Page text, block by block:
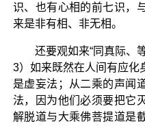
识、也有心相的前七识，
来是非有相、非无相。
还要观如来“同真际、
3）如来既然在人间有应化
是虚妄法；从二乘的声闻
法，因为他们必须要把它
解脱道与大乘佛菩提道是